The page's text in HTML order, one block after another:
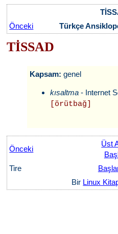
Önceki
Türkçe
TİSSAD
Kapsam:genel
kısaltma - Internet
[örütbağ]
Önceki
Üst
Tire
Bir Linux